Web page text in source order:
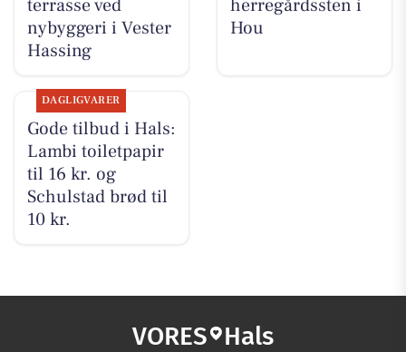
terrasse ved
nybyggeri i Vester
Hassing
herregårdssten i
Hou
DAGLIGVARER
Gode tilbud i Hals:
Lambi toiletpapir
til 16 kr. og
Schulstad brød til
10 kr.
VORES Hals